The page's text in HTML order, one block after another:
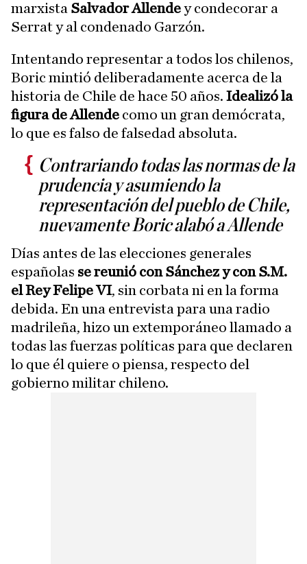
marxista Salvador Allendey condecorar a
Serrat y al condenado Garzón.
Intentando representar a todos los chilenos,
Boric mintió deliberadamente acerca de la
historia de Chile de hace 50 años. Idealizó la
figura de Allende como un gran demócrata,
lo que es falso de falsedad absoluta.
Contrariando todas las normas de la
prudencia y asumiendo la
representación del pueblo de Chile,
nuevamente Boric alabó a Allende
Días antes de las elecciones generales
españolas se reunió con Sánchez y con S.M.
el Rey Felipe VI, sin corbata ni en la forma
debida. En una entrevista para una radio
madrileña, hizo un extemporáneo llamado a
todas las fuerzas políticas para que declaren
lo que él quiere o piensa, respecto del
gobierno militar chileno.